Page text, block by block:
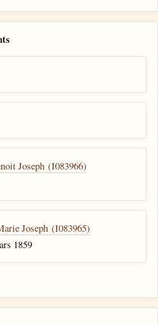
Joseph (I083966)
Joseph (I083965)
1859